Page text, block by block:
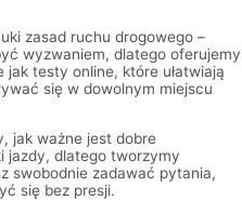
zasad ruchu drogowego –
wyzwaniem, dlatego oferujemy
testy online, które ułatwiają
się w dowolnym miejscu
jak ważne jest dobre
jazdy, dlatego tworzymy
swobodnie zadawać pytania,
się bez presji.